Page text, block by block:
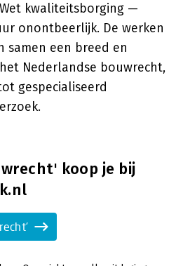
kwaliteitsborging —
onontbeerlijk. De werken
samen een breed en
Nederlandse bouwrecht,
gespecialiseerd
koop je bij